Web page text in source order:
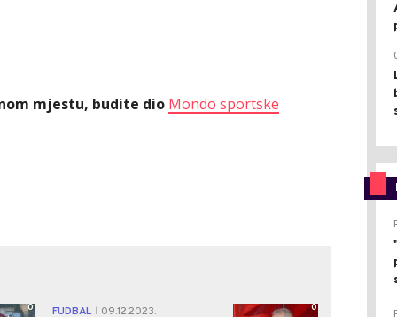
mjestu, budite dio Mondo sportske
0 FUDBAL
09.12.2023.
0